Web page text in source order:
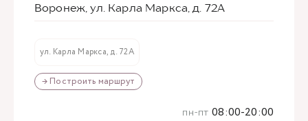
Воронеж, ул. Карла Маркса, д. 72А
ул. Карла Маркса, д. 72А
→ Построить маршрут
пн-пт 08:00-20:00